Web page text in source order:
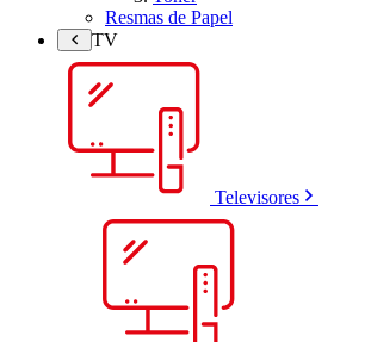
Resmas de Papel
TV
Televisores